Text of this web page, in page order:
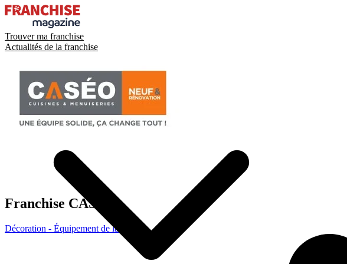
Trouver ma franchise
Actualités de la franchise
Franchise CASÉO
Décoration - Équipement de la maison